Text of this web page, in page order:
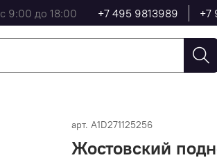
с 9:00 до 18:00 +7 495 9813989 +7
арт. A1D271125256
Жостовский